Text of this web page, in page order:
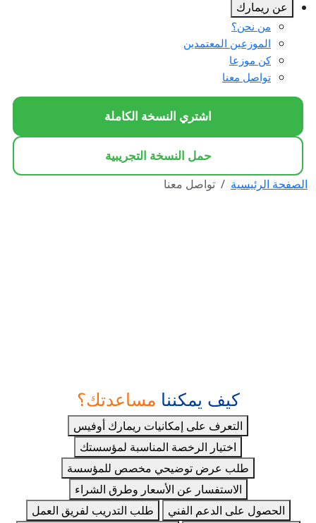
عن ريمارك
من نحن؟
الموزعين المعتمدين
كن موزعا
تواصل معنا
اشتري النسخة الكاملة
حمل النسخة التجريبية
الصفحة الرئيسية تواصل معنا
كيف يمكننا مساعدتك؟
التعرف على إمكانيات ريمارك أوفيس
اختيار الرخصة المناسبة لمؤسستك
طلب عرض توضيحي مخصص للمؤسسة
الاستفسار عن الأسعار وطرق الشراء
الحصول على الدعم الفني
طلب التدريب لفريق العمل